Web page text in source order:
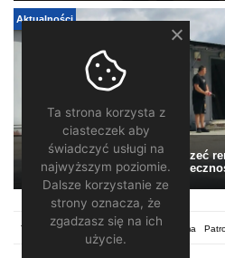
Aktualności
Pomagamy. Warto wesprzeć
Regulamin Redakcja Reklama
Ta strona korzysta z
ciasteczek aby
świadczyć usługi na
najwyższym poziomie.
Dalsze korzystanie ze
strony oznacza, że
zgadzasz się na ich
użycie.